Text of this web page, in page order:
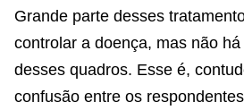
Grande parte desses
controlar a doença, mas não
desses quadros. Esse é,
confusão entre os